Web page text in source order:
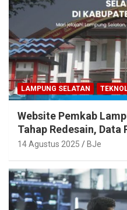
LAMPUNG SELATAN
Website Pemkab
Tahap Redesain, Data
Mudah Diakses
14 Agustus 2025 BJe